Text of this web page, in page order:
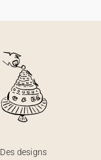
Des designs